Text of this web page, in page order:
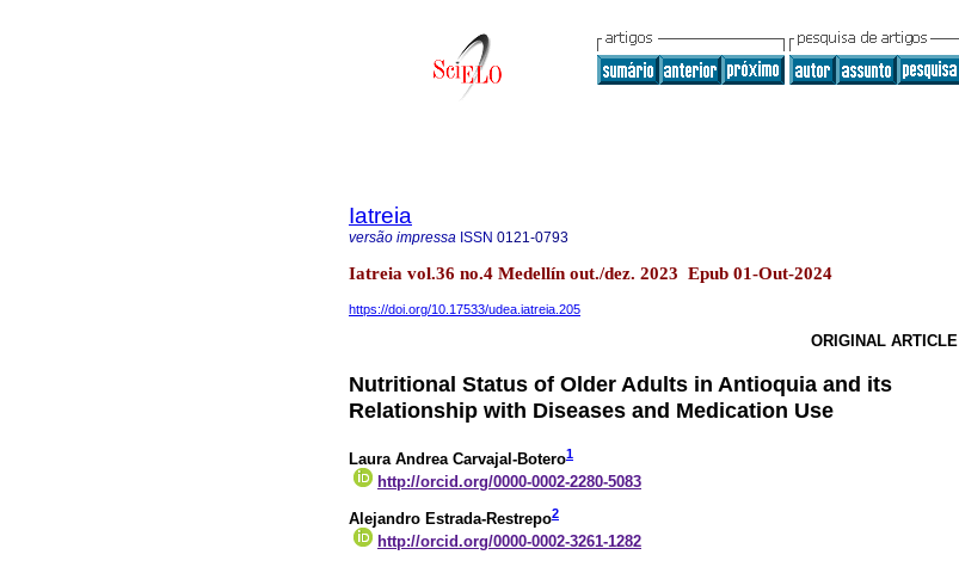
Iatreia
versão impressa ISSN 0121-0793
Iatreia vol.36 no.4 Medellín out./dez. 2023 Epub 01-Out-2024
https://doi.org/10.17533/udea.iatreia.205
ORIGINAL ARTICLE
Nutritional Status of Older Adults in Antioquia and its
Relationship with Diseases and Medication Use
Laura Andrea Carvajal-Botero1
http://orcid.org/0000-0002-2280-5083
Alejandro Estrada-Restrepo2
http://orcid.org/0000-0002-3261-1282